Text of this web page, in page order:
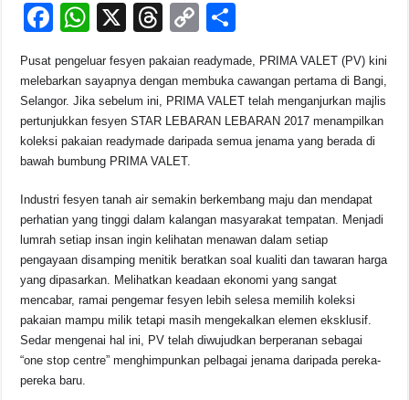
F
c
e
b
o
o
k
W
at
s
A
p
p
X
T
e
a
d
s
C
p
y
Li
k
ar
e
Pusat pengeluar fesyen pakaian readymade, PRIMA VALET (PV) kini
melebarkan sayapnya dengan membuka cawangan pertama di Bangi,
Selangor. Jika sebelum ini, PRIMA VALET telah menganjurkan majlis
pertunjukkan fesyen STAR LEBARAN LEBARAN 2017 menampilkan
koleksi pakaian readymade daripada semua jenama yang berada di
bawah bumbung PRIMA VALET.
Industri fesyen tanah air semakin berkembang maju dan mendapat
perhatian yang tinggi dalam kalangan masyarakat tempatan. Menjadi
lumrah setiap insan ingin kelihatan menawan dalam setiap
pengayaan disamping menitik beratkan soal kualiti dan tawaran harga
yang dipasarkan. Melihatkan keadaan ekonomi yang sangat
mencabar, ramai pengemar fesyen lebih selesa memilih koleksi
pakaian mampu milik tetapi masih mengekalkan elemen eksklusif.
Sedar mengenai hal ini, PV telah diwujudkan berperanan sebagai
“one stop centre” menghimpunkan pelbagai jenama daripada pereka-
pereka baru.